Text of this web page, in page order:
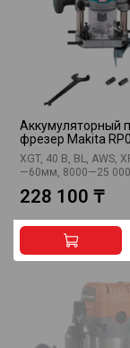
Аккумуляторный
фрезер Makita
XGT, 40 В, BL, AWS,
—60мм, 8000—25
228 100 ₸